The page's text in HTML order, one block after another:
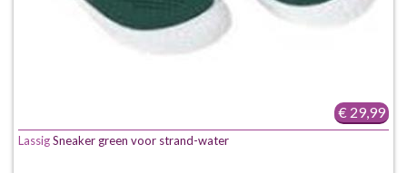
€ 29,99
LassigSneaker green voor strand-water